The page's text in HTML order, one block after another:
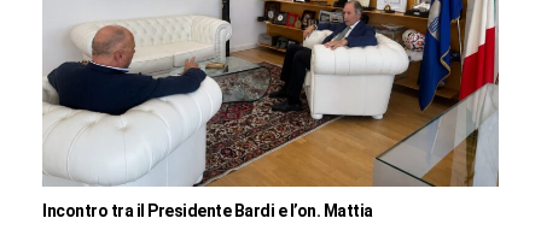
Incontro tra il Presidente Bardi e l’on. Mattia